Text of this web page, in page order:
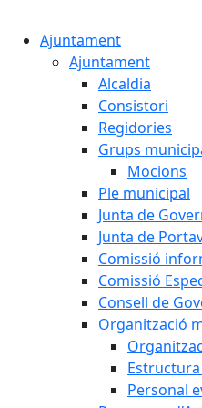
Ajuntament
Ajuntament
Alcaldia
Consistori
Regidories
Grups
Mocions
Ple municipal
Junta de
Junta de
Comissió
Comissió
Consell de
Organització
Personal